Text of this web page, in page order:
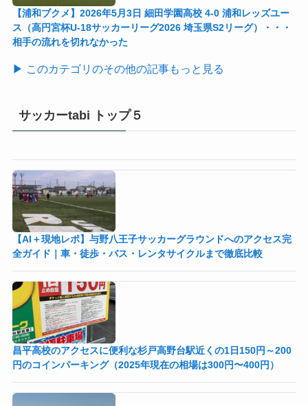
【浦和ブクメ】2026年5月3日 細田学園高校 4-0 浦和レッズユー
ス（高円宮杯U-18サッカーリーグ2026 埼玉県S2リーグ）・・・
相手の流れを切れなかった
▶ このカテゴリのその他の記事もっと見る
サッカーtabi トップ５
【AI＋現地レポ】与野八王子󠁣󠁴󠁿󠁣󠁴󠁿サッカーグラウンドへのアクセス完
全ガイド｜車・徒歩・バス・レンタサイクルまで徹底比較
昌平高校のアクセスに便利な杉戸高野台駅近くの1日150円～200
円のコインパーキング（2025年現在の相場は300円〜400円）